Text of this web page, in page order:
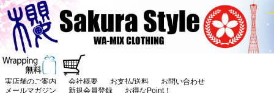
実店舗のご案内 会社概要 お支払/送料
お問い合わせ
メールマガジン
新規会員登録 お得なPoint！